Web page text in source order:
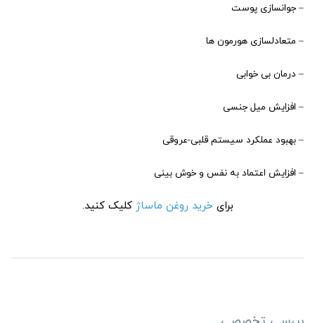
– جوانسازی پوست
– متعادلسازی هورمون ها
– درمان بی خوابی
– افزایش میل جنسی
– بهبود عملکرد سیستم قلبی-عروقی
– افزایش اعتماد به نفس و خوش بینی
برای خرید روغن ماساژ کلیک کنید.